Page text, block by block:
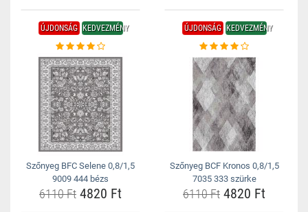
ÚJDONSÁG KEDVEZMÉNY
Szőnyeg BFC Selene 0,8/1,5
9009 444 bézs
6110 Ft 4820 Ft
ÚJDONSÁG KEDVEZMÉNY
Szőnyeg BCF Kronos 0,8/1,5
7035 333 szürke
6110 Ft 4820 Ft